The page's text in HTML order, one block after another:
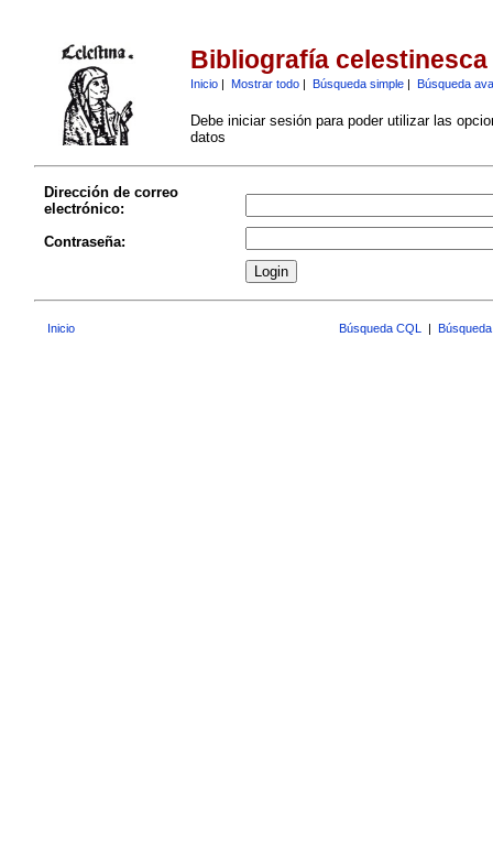
Bibliografía celestinesca
Inicio| Mostrar todo| Búsqueda simple| Búsqueda
Debe iniciar sesión para poder utilizar las
datos
Dirección de correo
electrónico:
Contraseña:
Inicio Búsqueda CQL |